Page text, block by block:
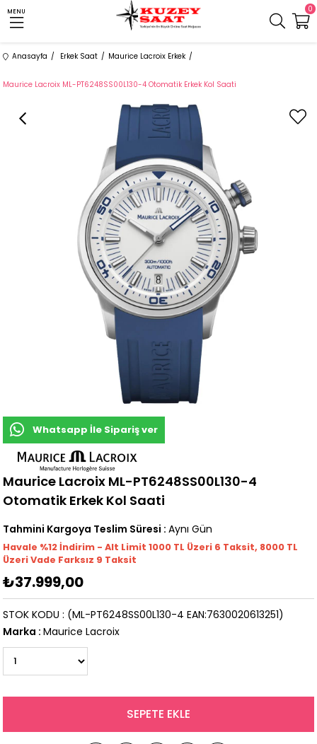
MENU 0
Anasayfa Erkek Saat Maurice Lacroix Erkek
Maurice Lacroix ML-PT6248SS00L130-4 Otomatik Erkek Kol Saati
Whatsapp İle Sipariş ver
Maurice Lacroix ML-PT6248SS00L130-4
Otomatik Erkek Kol Saati
Tahmini Kargoya Teslim Süresi : Aynı Gün
Havale %12 İndirim - Alt Limit 1000 TL Üzeri 6 Taksit, 8000 TL
Üzeri Vade Farksız 9 Taksit
₺37.999,00
(ML-PT6248SS00L130-4 EAN:7630020613251)
STOK KODU
Marka : Maurice Lacroix